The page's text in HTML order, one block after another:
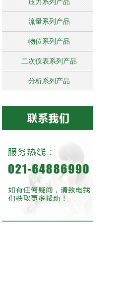
压力系列产品
流量系列产品
物位系列产品
二次仪表系列产品
分析系列产品